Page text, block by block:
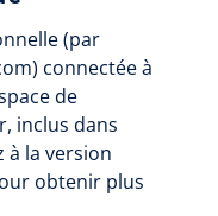
(par
connectée à
de
inclus dans
à la version
obtenir plus